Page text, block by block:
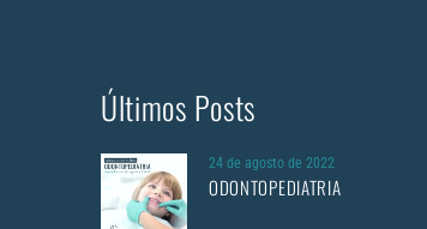
Últimos Posts
24 de agosto de 2022
ODONTOPEDIATRIA